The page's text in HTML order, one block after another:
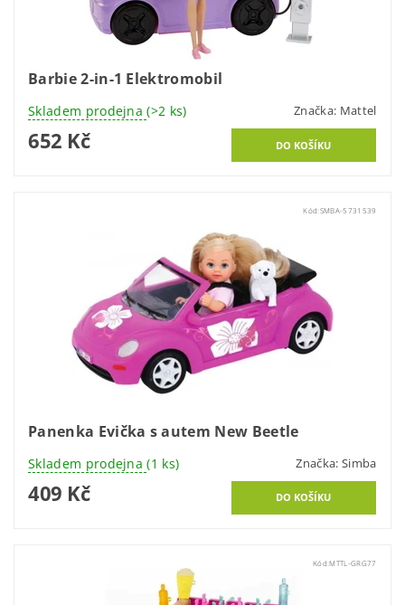
Barbie 2-in-1 Elektromobil
Skladem prodejna(>2 ks) Značka: Mattel
652 Kč
Kód: SMBA-5731539
Panenka Evička s autem New Beetle
Skladem prodejna(1 ks) Značka: Simba
409 Kč
Kód:MTTL-GRG77